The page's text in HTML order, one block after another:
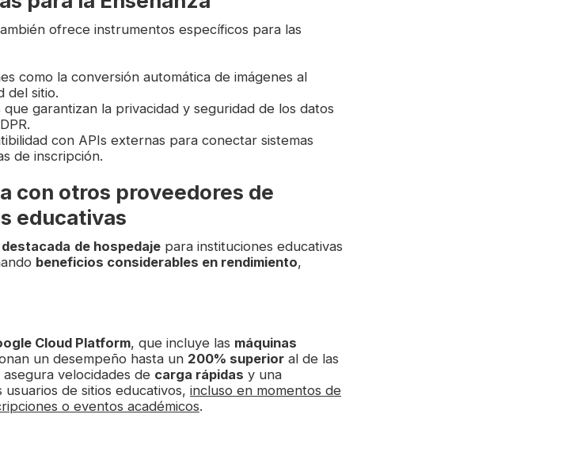
ofrece instrumentos específicos para las
como la conversión automática de imágenes al
del sitio.
que garantizan la privacidad y seguridad de los datos
con APIs externas para conectar sistemas
de inscripción.
con otros proveedores de
educativas
de hospedaje para instituciones educativas
beneficios considerables en rendimiento,
Cloud Platform, que incluye las máquinas
un desempeño hasta un 200% superior al de las
velocidades de carga rápidas y una
usuarios de sitios educativos, incluso en momentos de
o eventos académicos.